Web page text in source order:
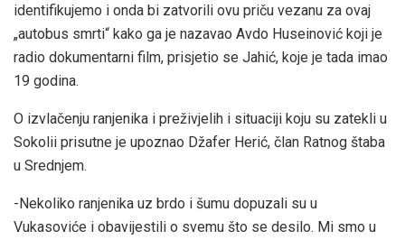
identifikujemo i onda bi zatvorili ovu priču vezanu za ovaj
„autobus smrti“ kako ga je nazavao Avdo Huseinović koji je
radio dokumentarni film, prisjetio se Jahić, koje je tada imao
19 godina.
O izvlačenju ranjenika i preživjelih i situaciji koju su zatekli u
Sokolii prisutne je upoznao Džafer Herić, član Ratnog štaba
u Srednjem.
-Nekoliko ranjenika uz brdo i šumu dopuzali su u
Vukasoviće i obavijestili o svemu što se desilo. Mi smo u